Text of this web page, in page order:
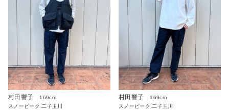
村田響子
169cm
スノーピーク 二子玉川
村田響子
169cm
スノーピーク 二子玉川